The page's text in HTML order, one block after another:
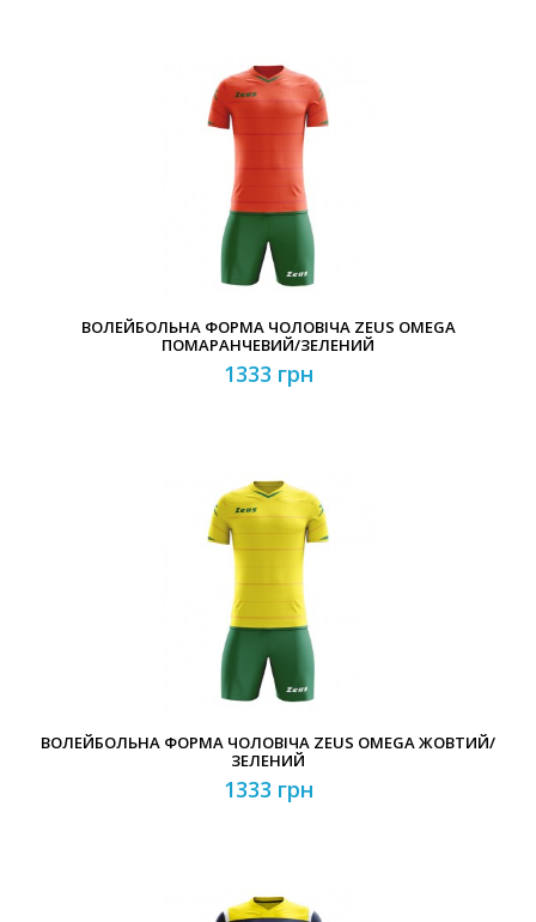
ВОЛЕЙБОЛЬНА ФОРМА ЧОЛОВІЧА ZEUS OMEGA
ПОМАРАНЧЕВИЙ/ЗЕЛЕНИЙ
1333 грн
ВОЛЕЙБОЛЬНА ФОРМА ЧОЛОВІЧА ZEUS OMEGA ЖОВТИЙ/
ЗЕЛЕНИЙ
1333 грн